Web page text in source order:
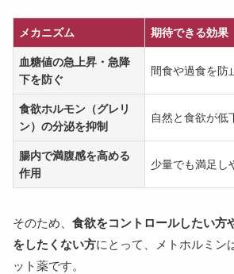
メカニズム 期待できる効果
血糖値の急上昇・急降
下を防ぐ
間食や過食を防
食欲ホルモン（グレリ
ン）の分泌を抑制
自然と食欲が低
腸内で満腹感を高める
作用
少量でも満足し
そのため、 食欲をコントロールしたい方
をしたくない方にとって、メトホルミン
ット薬です。